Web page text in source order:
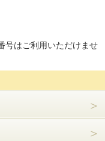
号はご利用いただけませ
＞
＞